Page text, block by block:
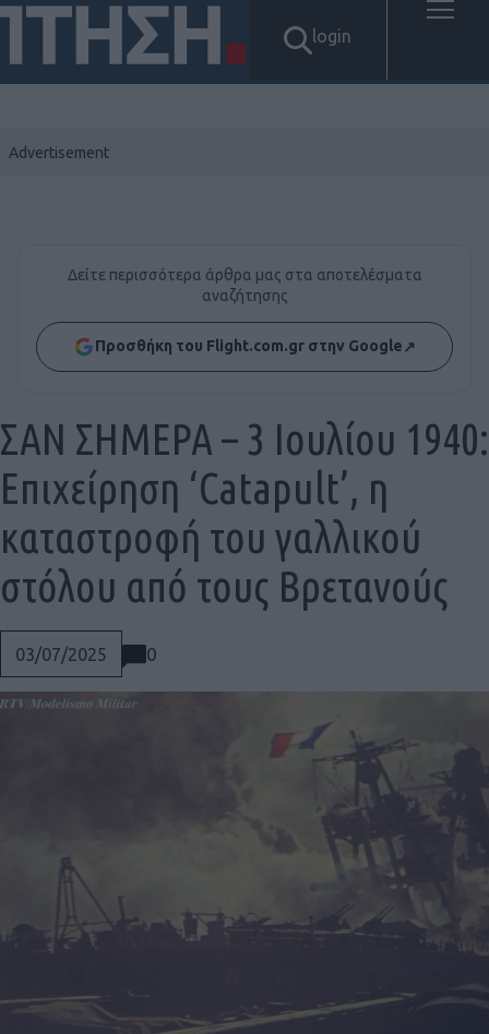
login
Social
Δείτε περισσότερα άρθρα μας στα αποτελέσματα
αναζήτησης
Προσθήκη του Flight.com.gr στην Google↗
03/07/2025 0
ΣΑΝ ΣΗΜΕΡΑ – 3 Ιουλίου 1940:
Επιχείρηση ‘Catapult’, η
καταστροφή του γαλλικού
στόλου από τους Βρετανούς